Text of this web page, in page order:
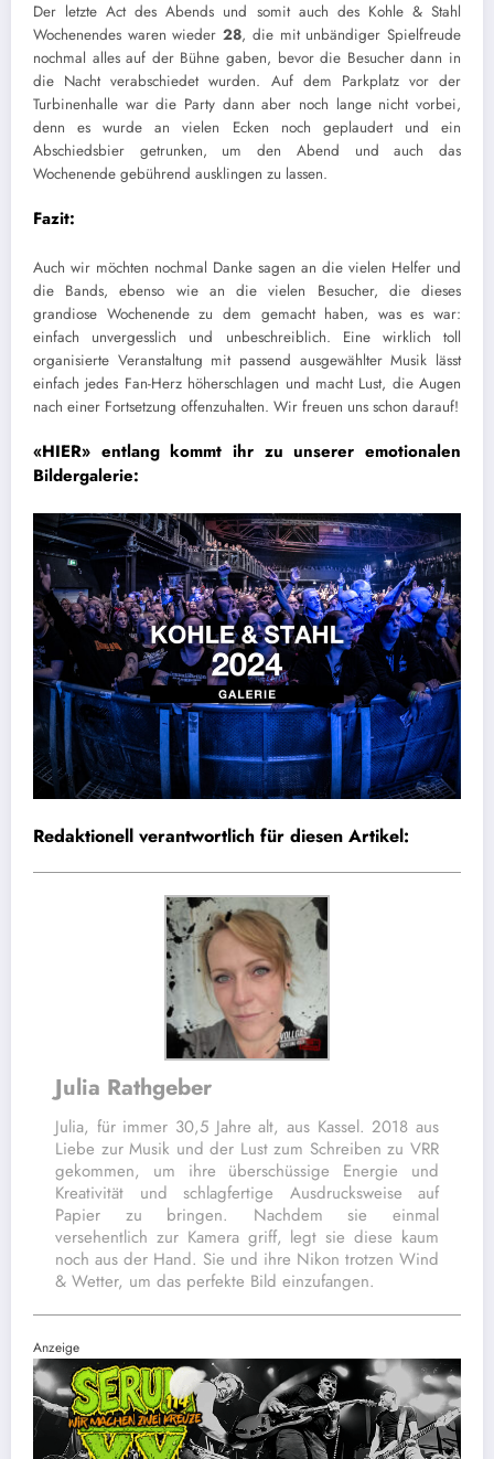
Der letzte Act des Abends und somit auch des Kohle & Stahl
Wochenendes waren wieder28, die mit unbändiger Spielfreude
nochmal alles auf der Bühne gaben, bevor die Besucher dann in
die Nacht verabschiedet wurden. Auf dem Parkplatz vor der
Turbinenhalle war die Party dann aber noch lange nicht vorbei,
denn es wurde an vielen Ecken noch geplaudert und ein
Abschiedsbier getrunken, um den Abend und auch das
Wochenende gebührend ausklingen zu lassen.
Fazit:
Auch wir möchten nochmal Danke sagen an die vielen Helfer und
die Bands, ebenso wie an die vielen Besucher, die dieses
grandiose Wochenende zu dem gemacht haben, was es war:
einfach unvergesslich und unbeschreiblich. Eine wirklich toll
organisierte Veranstaltung mit passend ausgewählter Musik lässt
einfach jedes Fan-Herz höherschlagen und macht Lust, die Augen
nach einer Fortsetzung offenzuhalten. Wir freuen uns schon darauf!
«HIER» entlang kommt ihr zu unserer emotionalen
Bildergalerie:
Redaktionell verantwortlich für diesen Artikel:
Julia Rathgeber
Julia, für immer 30,5 Jahre alt, aus Kassel. 2018 aus
Liebe zur Musik und der Lust zum Schreiben zu VRR
gekommen, um ihre überschüssige Energie und
Kreativität und schlagfertige Ausdrucksweise auf
Papier zu bringen. Nachdem sie einmal
versehentlich zur Kamera griff, legt sie diese kaum
noch aus der Hand. Sie und ihre Nikon trotzen Wind
& Wetter, um das perfekte Bild einzufangen.
Anzeige